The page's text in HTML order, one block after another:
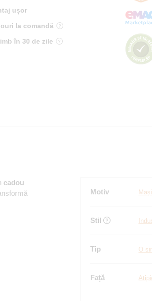
ușor
la comandă
în 30 de zile
cadou
Motiv
Stil
Tip O
Față